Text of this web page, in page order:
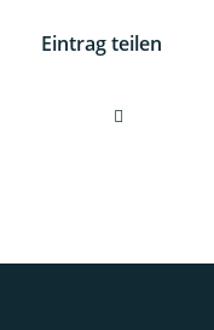
Eintrag teilen